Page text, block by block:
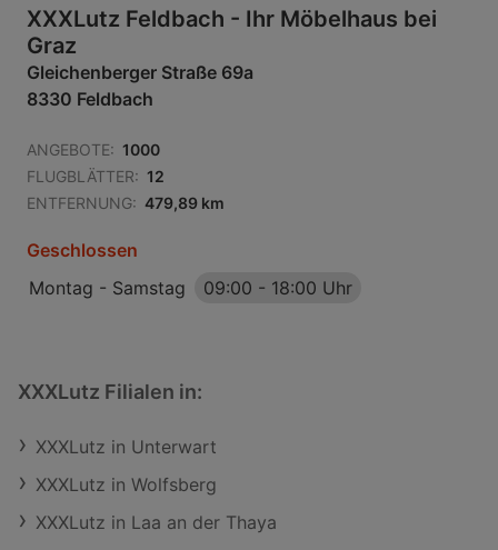
XXXLutz Feldbach - Ihr Möbelhaus bei
Graz
Gleichenberger Straße 69a
8330 Feldbach
ANGEBOTE: 1000
FLUGBLÄTTER: 12
ENTFERNUNG: 479,89 km
Geschlossen
Montag - Samstag
09:00 - 18:00 Uhr
XXXLutz Filialen in:
XXXLutz in Unterwart
XXXLutz in Wolfsberg
XXXLutz in Laa an der Thaya